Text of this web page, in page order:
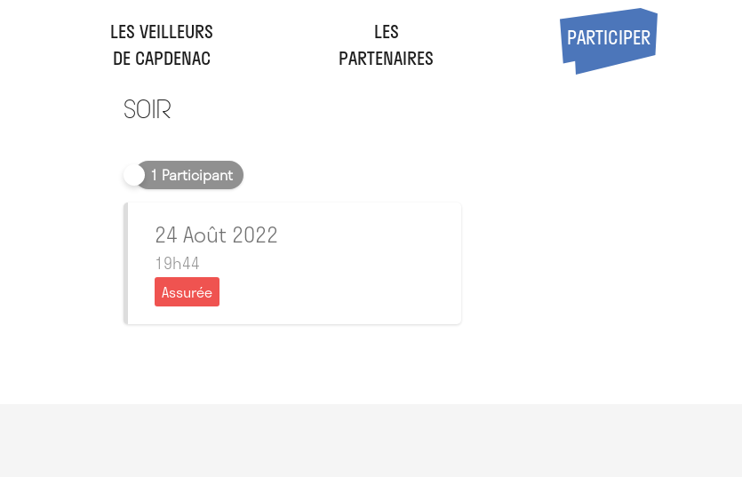
LES VEILLEURS
DE CAPDENAC
LES
PARTENAIRES
PARTICIPER
Soir
1 Participant
24 Août 2022
19h44
Assurée